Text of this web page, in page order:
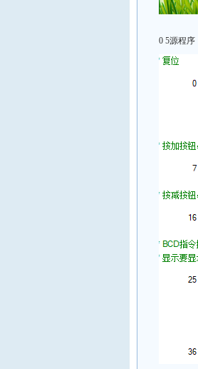
0 5源程序